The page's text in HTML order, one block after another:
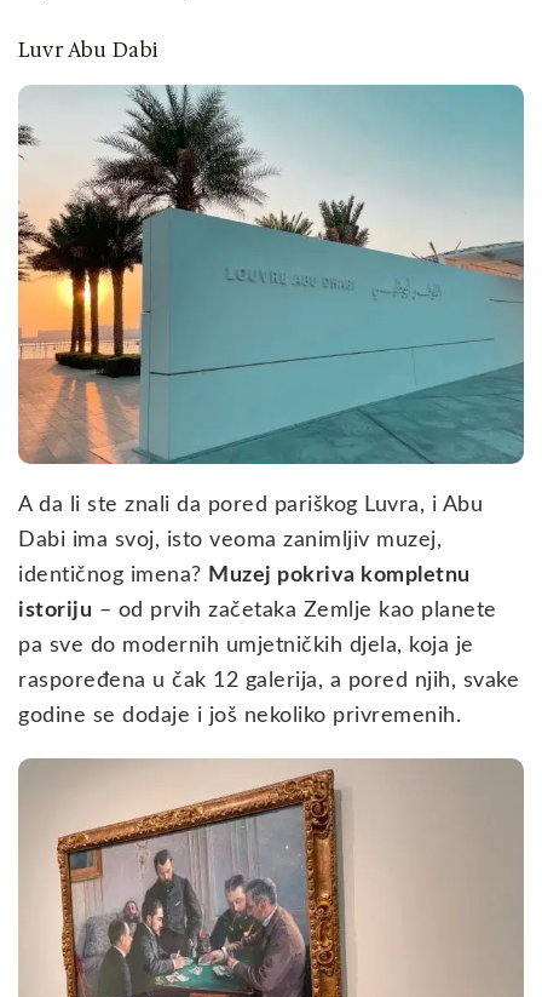
Luvr Abu Dabi
A da li ste znali da pored pariškog Luvra, i Abu
Dabi ima svoj, isto veoma zanimljiv muzej,
identičnog imena? Muzej pokriva kompletnu
istoriju – od prvih začetaka Zemlje kao planete
pa sve do modernih umjetničkih djela, koja je
raspoređena u čak 12 galerija, a pored njih, svake
godine se dodaje i još nekoliko privremenih.